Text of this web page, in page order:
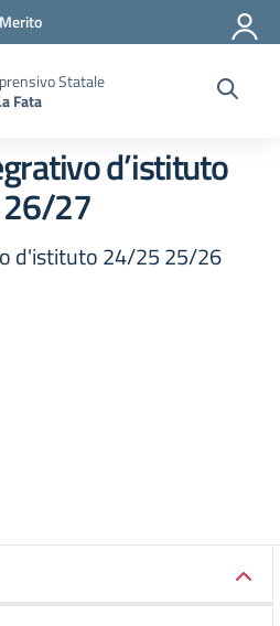
Statale
Fata
d’istituto
27
d'istituto 24/25 25/26